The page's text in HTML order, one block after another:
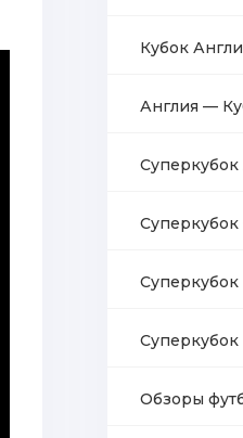
Кубок
Англия —
Суперкубок
Обзоры